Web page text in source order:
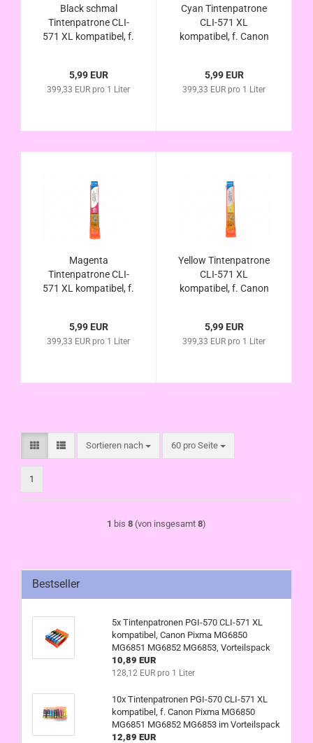
Black schmal
Tintenpatrone CLI-
571 XL kompatibel, f.
MG6852 MG6853
5,99 EUR
399,33 EUR pro 1 Liter
Cyan Tintenpatrone
CLI-571 XL
kompatibel, f. Canon
MG6853
5,99 EUR
399,33 EUR pro 1 Liter
Magenta
Tintenpatrone CLI-
571 XL kompatibel, f.
MG6852 MG6853
5,99 EUR
399,33 EUR pro 1 Liter
Yellow Tintenpatrone
CLI-571 XL
kompatibel, f. Canon
MG6853
5,99 EUR
399,33 EUR pro 1 Liter
Sortieren nach
Sortieren nach 60 pro Seite
pro Seite
1
1 bis 8 (von insgesamt 8)
Bestseller
5x Tintenpatronen PGI-570 CLI-571 XL
kompatibel, Canon Pixma MG6850
MG6851 MG6852 MG6853, Vorteilspack
10,89 EUR
128,12 EUR pro 1 Liter
10x Tintenpatronen PGI-570 CLI-571 XL
kompatibel, f. Canon Pixma MG6850
MG6851 MG6852 MG6853 im Vorteilspack
12,89 EUR